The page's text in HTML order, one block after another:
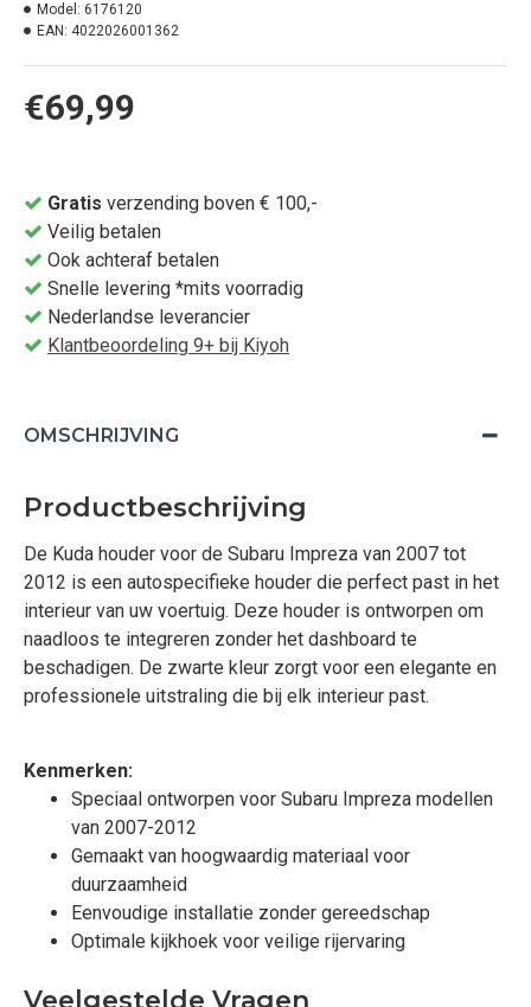
€69,99
Model: 6176120
EAN: 4022026001362
Gratis verzending boven € 100,-
Veilig betalen
Ook achteraf betalen
Snelle levering *mits voorradig
Nederlandse leverancier
Klantbeoordeling 9+ bij Kiyoh
OMSCHRIJVING
Productbeschrijving
De Kuda houder voor de Subaru Impreza van 2007 tot
2012 is een autospecifieke houder die perfect past in het
interieur van uw voertuig. Deze houder is ontworpen om
naadloos te integreren zonder het dashboard te
beschadigen. De zwarte kleur zorgt voor een elegante en
professionele uitstraling die bij elk interieur past.
Kenmerken:
Speciaal ontworpen voor Subaru Impreza modellen
van 2007-2012
Gemaakt van hoogwaardig materiaal voor
duurzaamheid
Eenvoudige installatie zonder gereedschap
Optimale kijkhoek voor veilige rijervaring
Veelgestelde Vragen